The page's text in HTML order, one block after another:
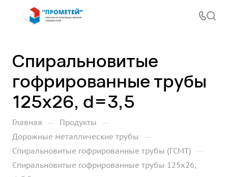
Спиральновитые
гофрированные трубы
125х26, d=3,5
Главная — Продукты —
Дорожные металлические трубы —
Спиральновитые гофрированные трубы (ГСМТ) —
Спиральновитые гофрированные трубы 125х26,